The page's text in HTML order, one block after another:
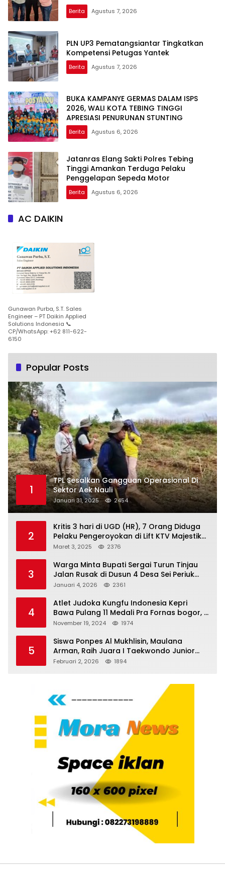
Berita Agustus 7, 2026
PLN UP3 Pematangsiantar Tingkatkan
Kompetensi Petugas Yantek
Berita Agustus 7, 2026
BUKA KAMPANYE GERMAS DALAM ISPS
2026, WALI KOTA TEBING TINGGI
APRESIASI PENURUNAN STUNTING
Berita Agustus 6, 2026
Jatanras Elang Sakti Polres Tebing
Tinggi Amankan Terduga Pelaku
Penggelapan Sepeda Motor
Berita Agustus 6, 2026
AC DAIKIN
Gunawan Purba, S.T. Sales
Engineer – PT Daikin Applied
Solutions Indonesia 📞
CP/WhatsApp: +62 811-622-
6150
Popular Posts
1
TPL Sesalkan Gangguan Operasional Di
Sektor Aek Nauli
Januari 31, 2025 2454
2
Kritis 3 hari di UGD (HR), 7 Orang Diduga
Pelaku Pengeroyokan di Lift KTV Majestik
Melenggang Bebas, Kantor Hukum JAP
Tanjungpinang
Maret 3, 2025 2376
3
Warga Minta Bupati Sergai Turun Tinjau
Jalan Rusak di Dusun 4 Desa Sei Periuk
Serdang Bedagai
Januari 4, 2026 2361
4
Atlet Judoka Kungfu Indonesia Kepri
Bawa Pulang 11 Medali Pra Fornas bogor, 3
Emas dan 8 Perunggu.
November 19, 2024 1974
5
Siswa Ponpes Al Mukhlisin, Maulana
Arman, Raih Juara I Taekwondo Junior
Putra di Riau National Championship 2026
Februari 2, 2026 1894